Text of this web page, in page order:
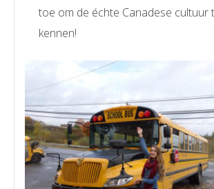
toe om de échte Canadese cultuur
kennen!